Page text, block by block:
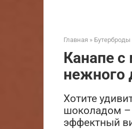
Главная » Бутерброды
Канапе
нежного
Хотите
шоколадом –
эффектный